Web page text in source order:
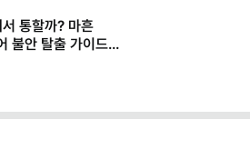
나만의 '캡컷 에이전트'